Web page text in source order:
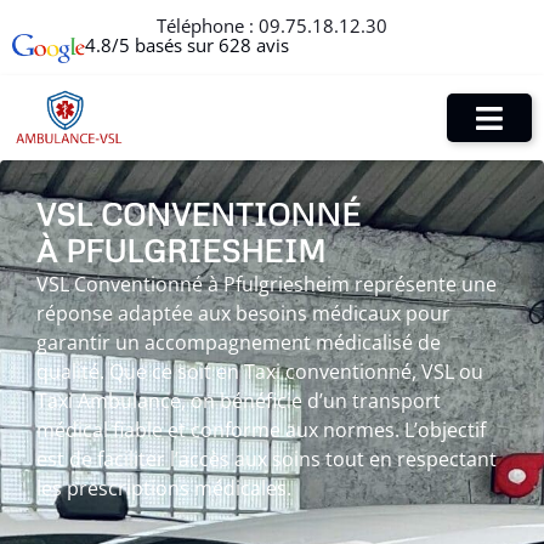
Téléphone : 09.75.18.12.30
4.8/5 basés sur 628 avis
VSL CONVENTIONNÉ
À PFULGRIESHEIM
VSL Conventionné à Pfulgriesheim représente une
réponse adaptée aux besoins médicaux pour
garantir un accompagnement médicalisé de
qualité. Que ce soit en Taxi conventionné, VSL ou
Taxi Ambulance, on bénéficie d’un transport
médical fiable et conforme aux normes. L’objectif
est de faciliter l’accès aux soins tout en respectant
les prescriptions médicales.